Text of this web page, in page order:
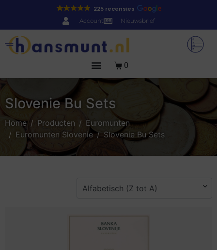
225 recensies
Account Nieuwsbrief
0
Slovenie Bu Sets
Home Producten
Euromunten
Euromunten Slovenie
Slovenie Bu Sets